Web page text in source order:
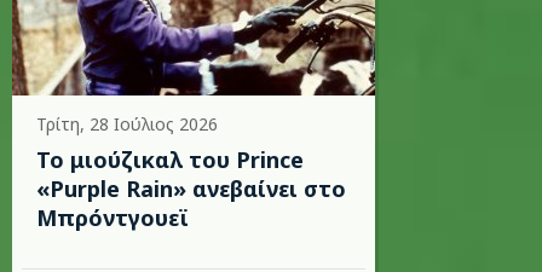
Τρίτη, 28 Ιούλιος 2026
Το μιούζικαλ του Prince
«Purple Rain» ανεβαίνει στο
Μπρόντγουεϊ